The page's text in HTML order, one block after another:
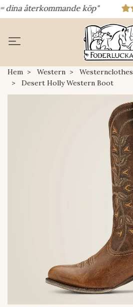
återkommande köp"
Hem Western Westernclothes
Desert Holly Western Boot